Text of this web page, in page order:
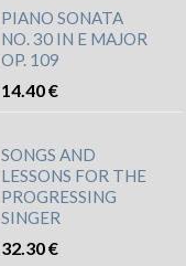
PIANO SONATA
NO. 30 IN E MAJOR
OP. 109
14.40€
SONGS AND
LESSONS FOR THE
PROGRESSING
SINGER
32.30€